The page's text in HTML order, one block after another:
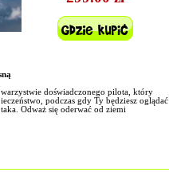
doświadczonego pilota, który
podczas gdy Ty będziesz oglądać
Odważ się oderwać od ziemi